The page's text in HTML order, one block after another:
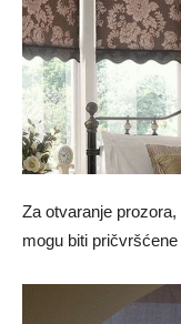
Za otvaranje
mogu biti